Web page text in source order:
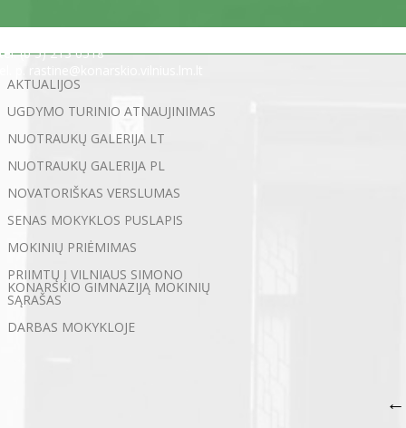
tel. (0 5) 213 0518
AKTUALIJOS
UGDYMO TURINIO ATNAUJINIMAS
NUOTRAUKŲ GALERIJA LT
NUOTRAUKŲ GALERIJA PL
NOVATORIŠKAS VERSLUMAS
SENAS MOKYKLOS PUSLAPIS
MOKINIŲ PRIĖMIMAS
PRIIMTŲ Į VILNIAUS SIMONO
KONARSKIO GIMNAZIJĄ MOKINIŲ
SĄRAŠAS
DARBAS MOKYKLOJE
←